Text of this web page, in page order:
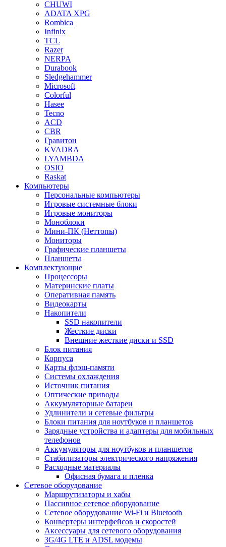
CHUWI
ADATA XPG
Rombica
Infinix
TCL
Razer
NERPA
Durabook
Sledgehammer
Microsoft
Colorful
Hasee
Tecno
ACD
CBR
Гравитон
KVADRA
LYAMBDA
OSIO
Raskat
Компьютеры
Персональные компьютеры
Игровые системные блоки
Игровые мониторы
Моноблоки
Мини-ПК (Неттопы)
Мониторы
Графические планшеты
Планшеты
Комплектующие
Процессоры
Материнские платы
Оперативная память
Видеокарты
Накопители
SSD накопители
Жесткие диски
Внешние жесткие диски и SSD
Блок питания
Корпуса
Карты флэш-памяти
Системы охлаждения
Источник питания
Оптические приводы
Аккумуляторные батареи
Удлинители и сетевые фильтры
Блоки питания для ноутбуков и планшетов
Зарядные устройства и адаптеры для мобильных
телефонов
Аккумуляторы для ноутбуков и планшетов
Стабилизаторы электрического напряжения
Расходные материалы
Офисная бумага и пленка
Сетевое оборудование
Маршрутизаторы и хабы
Пассивное сетевое оборудование
Сетевое оборудование Wi-Fi и Bluetooth
Конвертеры интерфейсов и скоростей
Аксессуары для сетевого оборудования
3G/4G LTE и ADSL модемы